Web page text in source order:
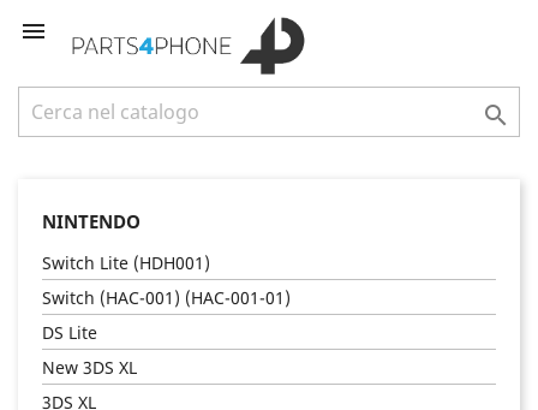


NINTENDO
Switch Lite (HDH001)
Switch (HAC-001) (HAC-001-01)
DS Lite
New 3DS XL
3DS XL